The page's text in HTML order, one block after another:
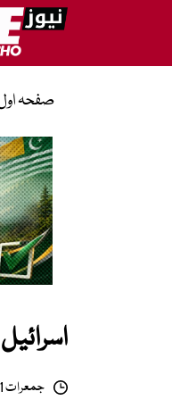
صفحہ
جمعرات 21 مئی 2026